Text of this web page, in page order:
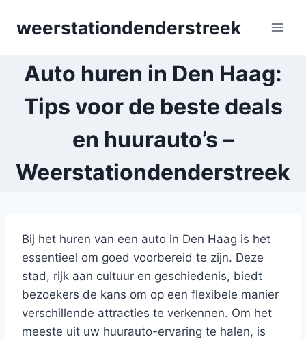
weerstationdenderstreek
Auto huren in Den Haag:
Tips voor de beste deals
en huurauto’s –
Weerstationdenderstreek
Bij het huren van een auto in Den Haag is het
essentieel om goed voorbereid te zijn. Deze
stad, rijk aan cultuur en geschiedenis, biedt
bezoekers de kans om op een flexibele manier
verschillende attracties te verkennen. Om het
meeste uit uw huurauto-ervaring te halen, is